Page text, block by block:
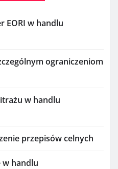
EORI w handlu
ograniczeniom
w handlu
przepisów celnych
w handlu